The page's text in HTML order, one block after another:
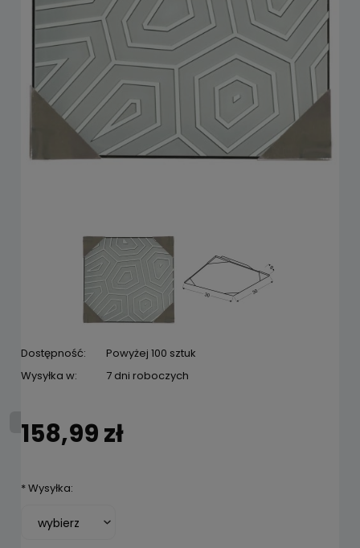
Dostępność:
Powyżej 100 sztuk
Wysyłka w:
7 dni roboczych
158,99 zł
*Wysyłka: